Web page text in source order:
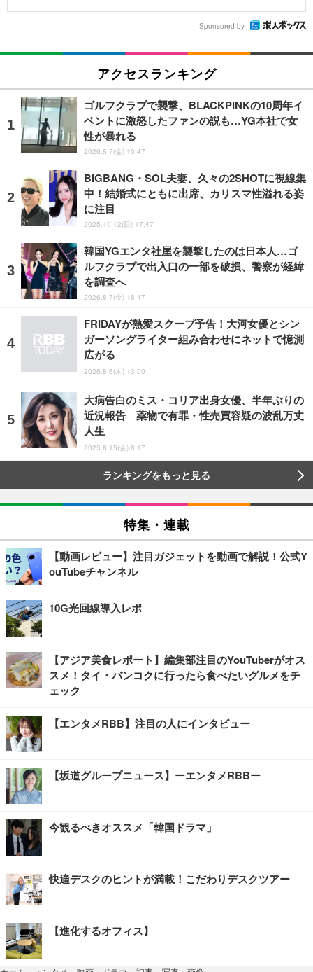
Sponsored by
アクセスランキング
ゴルフクラブで襲撃、BLACKPINKの10周年イ
ベントに激怒したファンの説も…YG本社で女
性が暴れる
2026.8.7(金) 10:47
BIGBANG・SOL夫妻、久々の2SHOTに視線集
中！結婚式にともに出席、カリスマ性溢れる姿
に注目
2025.10.12(日) 17:47
韓国YGエンタ社屋を襲撃したのは日本人…ゴ
ルフクラブで出入口の一部を破損、警察が経緯
を調査へ
2026.8.7(金) 18:47
FRIDAYが熱愛スクープ予告！大河女優とシン
ガーソングライター組み合わせにネットで憶測
広がる
2026.8.6(木) 13:00
大病告白のミス・コリア出身女優、半年ぶりの
近況報告 薬物で有罪・性売買容疑の波乱万丈
人生
2025.8.15(金) 8:17
ランキングをもっと見る
特集・連載
【動画レビュー】注目ガジェットを動画で解説！公式Y
ouTubeチャンネル
10G光回線導入レポ
【アジア美食レポート】編集部注目のYouTuberがオス
スメ！タイ・バンコクに行ったら食べたいグルメをチ
ェック
【エンタメRBB】注目の人にインタビュー
【坂道グループニュース】ーエンタメRBBー
今観るべきオススメ「韓国ドラマ」
快適デスクのヒントが満載！こだわりデスクツアー
【進化するオフィス】